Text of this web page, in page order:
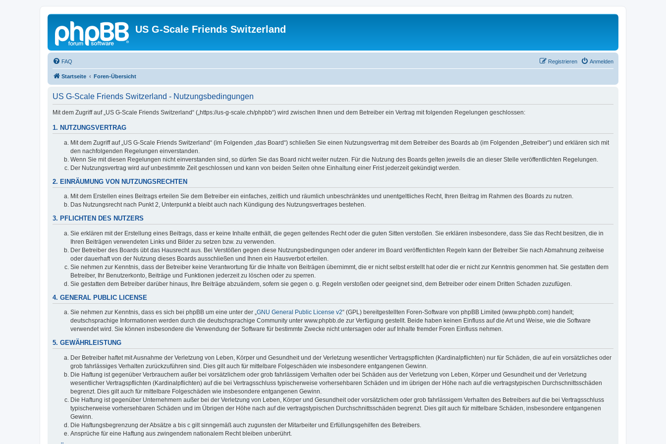
US G-Scale Friends Switzerland
FAQ Anmelden
Registrieren
Startseite Foren-Übersicht
US G-Scale Friends Switzerland - Nutzungsbedingungen
Mit dem Zugriff auf „US G-Scale Friends Switzerland“ („https://us-g-scale.ch/phpbb“) wird zwischen Ihnen und dem Betreiber ein Vertrag mit folgenden Regelungen geschlossen:
1. NUTZUNGSVERTRAG
Mit dem Zugriff auf „US G-Scale Friends Switzerland“ (im Folgenden „das Board“) schließen Sie einen Nutzungsvertrag mit dem Betreiber des Boards ab (im Folgenden „Betreiber“) und erklären sich mit
den nachfolgenden Regelungen einverstanden.
Wenn Sie mit diesen Regelungen nicht einverstanden sind, so dürfen Sie das Board nicht weiter nutzen. Für die Nutzung des Boards gelten jeweils die an dieser Stelle veröffentlichten Regelungen.
Der Nutzungsvertrag wird auf unbestimmte Zeit geschlossen und kann von beiden Seiten ohne Einhaltung einer Frist jederzeit gekündigt werden.
2. EINRÄUMUNG VON NUTZUNGSRECHTEN
Mit dem Erstellen eines Beitrags erteilen Sie dem Betreiber ein einfaches, zeitlich und räumlich unbeschränktes und unentgeltliches Recht, Ihren Beitrag im Rahmen des Boards zu nutzen.
Das Nutzungsrecht nach Punkt 2, Unterpunkt a bleibt auch nach Kündigung des Nutzungsvertrages bestehen.
3. PFLICHTEN DES NUTZERS
Sie erklären mit der Erstellung eines Beitrags, dass er keine Inhalte enthält, die gegen geltendes Recht oder die guten Sitten verstoßen. Sie erklären insbesondere, dass Sie das Recht besitzen, die in
Ihren Beiträgen verwendeten Links und Bilder zu setzen bzw. zu verwenden.
Der Betreiber des Boards übt das Hausrecht aus. Bei Verstößen gegen diese Nutzungsbedingungen oder anderer im Board veröffentlichten Regeln kann der Betreiber Sie nach Abmahnung zeitweise
oder dauerhaft von der Nutzung dieses Boards ausschließen und Ihnen ein Hausverbot erteilen.
Sie nehmen zur Kenntnis, dass der Betreiber keine Verantwortung für die Inhalte von Beiträgen übernimmt, die er nicht selbst erstellt hat oder die er nicht zur Kenntnis genommen hat. Sie gestatten dem
Betreiber, Ihr Benutzerkonto, Beiträge und Funktionen jederzeit zu löschen oder zu sperren.
Sie gestatten dem Betreiber darüber hinaus, Ihre Beiträge abzuändern, sofern sie gegen o. g. Regeln verstoßen oder geeignet sind, dem Betreiber oder einem Dritten Schaden zuzufügen.
4. GENERAL PUBLIC LICENSE
Sie nehmen zur Kenntnis, dass es sich bei phpBB um eine unter der „GNU General Public License v2“ (GPL) bereitgestellten Foren-Software von phpBB Limited (www.phpbb.com) handelt;
deutschsprachige Informationen werden durch die deutschsprachige Community unter www.phpbb.de zur Verfügung gestellt. Beide haben keinen Einfluss auf die Art und Weise, wie die Software
verwendet wird. Sie können insbesondere die Verwendung der Software für bestimmte Zwecke nicht untersagen oder auf Inhalte fremder Foren Einfluss nehmen.
5. GEWÄHRLEISTUNG
Der Betreiber haftet mit Ausnahme der Verletzung von Leben, Körper und Gesundheit und der Verletzung wesentlicher Vertragspflichten (Kardinalpflichten) nur für Schäden, die auf ein vorsätzliches oder
grob fahrlässiges Verhalten zurückzuführen sind. Dies gilt auch für mittelbare Folgeschäden wie insbesondere entgangenen Gewinn.
Die Haftung ist gegenüber Verbrauchern außer bei vorsätzlichem oder grob fahrlässigem Verhalten oder bei Schäden aus der Verletzung von Leben, Körper und Gesundheit und der Verletzung
wesentlicher Vertragspflichten (Kardinalpflichten) auf die bei Vertragsschluss typischerweise vorhersehbaren Schäden und im übrigen der Höhe nach auf die vertragstypischen Durchschnittsschäden
begrenzt. Dies gilt auch für mittelbare Folgeschäden wie insbesondere entgangenen Gewinn.
Die Haftung ist gegenüber Unternehmern außer bei der Verletzung von Leben, Körper und Gesundheit oder vorsätzlichem oder grob fahrlässigem Verhalten des Betreibers auf die bei Vertragsschluss
typischerweise vorhersehbaren Schäden und im Übrigen der Höhe nach auf die vertragstypischen Durchschnittsschäden begrenzt. Dies gilt auch für mittelbare Schäden, insbesondere entgangenen
Gewinn.
Die Haftungsbegrenzung der Absätze a bis c gilt sinngemäß auch zugunsten der Mitarbeiter und Erfüllungsgehilfen des Betreibers.
Ansprüche für eine Haftung aus zwingendem nationalem Recht bleiben unberührt.